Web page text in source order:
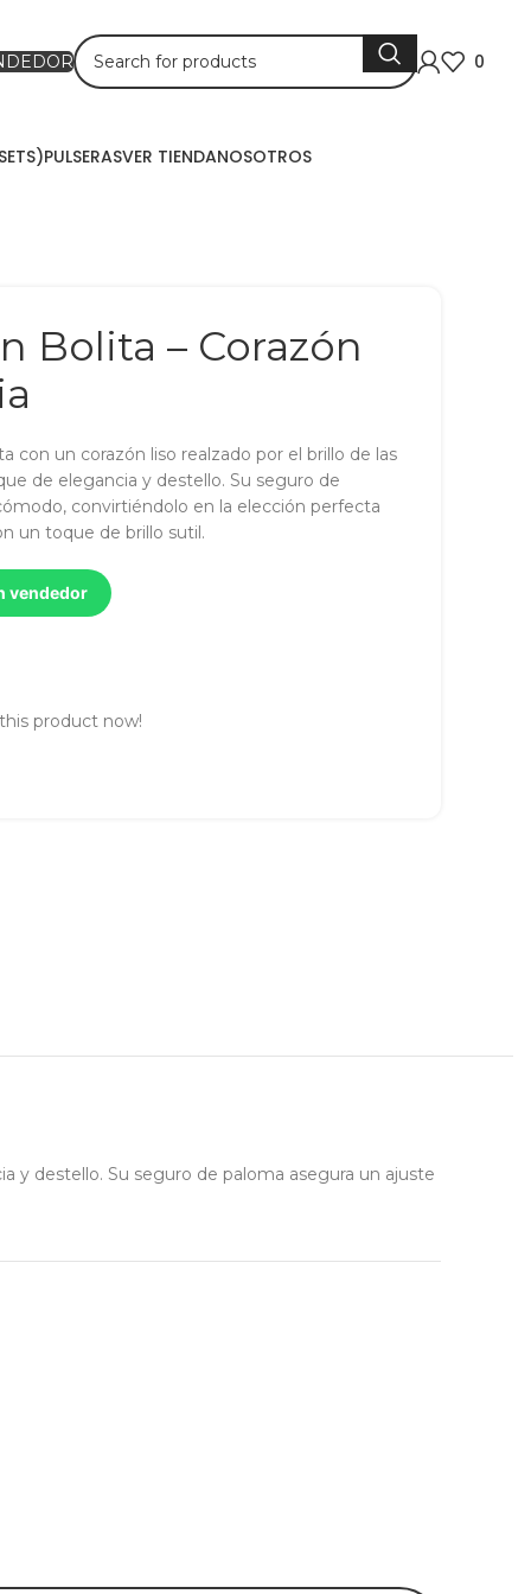
0
PULSERASVER TIENDANOSOTROS
Bolita – Corazón
con un corazón liso realzado por el brillo de las
de elegancia y destello. Su seguro de
convirtiéndolo en la elección perfecta
un toque de brillo sutil.
vendedor
product now!
y destello. Su seguro de paloma asegura un ajuste